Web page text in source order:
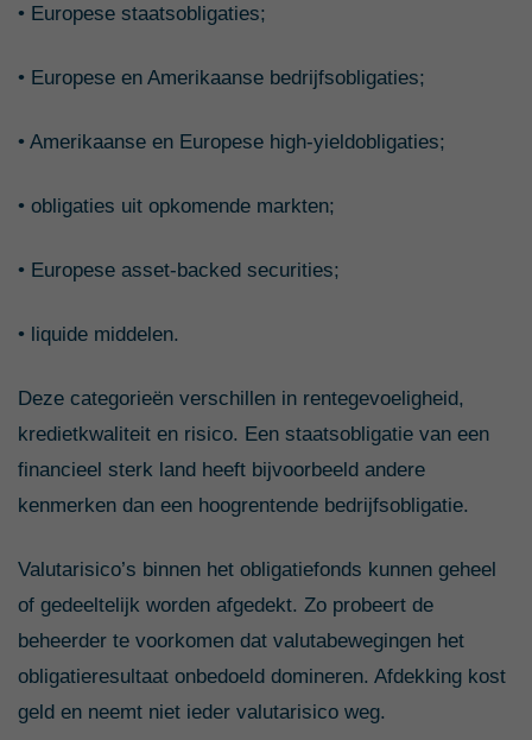
• Europese staatsobligaties;
• Europese en Amerikaanse bedrijfsobligaties;
• Amerikaanse en Europese high-yieldobligaties;
• obligaties uit opkomende markten;
• Europese asset-backed securities;
• liquide middelen.
Deze categorieën verschillen in rentegevoeligheid,
kredietkwaliteit en risico. Een staatsobligatie van een
financieel sterk land heeft bijvoorbeeld andere
kenmerken dan een hoogrentende bedrijfsobligatie.
Valutarisico’s binnen het obligatiefonds kunnen geheel
of gedeeltelijk worden afgedekt. Zo probeert de
beheerder te voorkomen dat valutabewegingen het
obligatieresultaat onbedoeld domineren. Afdekking kost
geld en neemt niet ieder valutarisico weg.